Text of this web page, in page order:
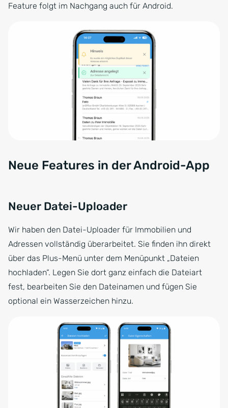
Feature folgt im Nachgang auch für Android.
Neue Features in der Android-App
Neuer Datei-Uploader
Wir haben den Datei-Uploader für Immobilien und
Adressen vollständig überarbeitet. Sie finden ihn direkt
über das Plus-Menü unter dem Menüpunkt „Dateien
hochladen“. Legen Sie dort ganz einfach die Dateiart
fest, bearbeiten Sie den Dateinamen und fügen Sie
optional ein Wasserzeichen hinzu.